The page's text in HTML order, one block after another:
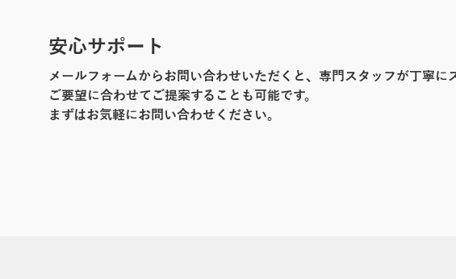
安心サポート
メールフォームからお問い合わせいただくと、専門スタッフが丁寧に
ご要望に合わせてご提案することも可能です。
まずはお気軽にお問い合わせください。